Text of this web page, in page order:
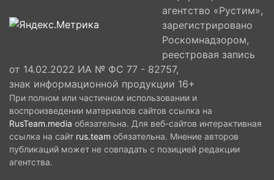
агентство «Рустим»,
зарегистрировано
Роскомнадзором,
реестровая запись
от 14.02.2022 ИА № ФС 77 - 82757,
знак информационной продукции 16+
При полном или частичном использовании и
воспроизведении материалов сайтов ссылка на
RusTeam.media обязательна. Для веб-сайтов интерактивная
ссылка на сайт rus.team обязательна. Мнение авторов
публикаций может не совпадать с позицией редакции
агентства.